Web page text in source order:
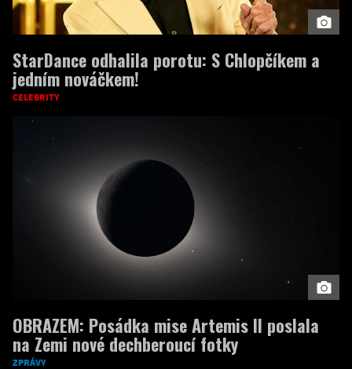
StarDance odhalila porotu: S Chlopčíkem a
jedním nováčkem!
CELEBRITY
OBRAZEM: Posádka mise Artemis II poslala
na Zemi nové dechberoucí fotky
ZPRÁVY